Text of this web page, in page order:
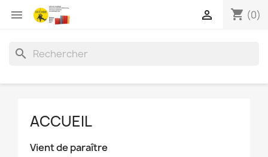
 shopping_cart (0)

search
ACCUEIL
Vient de paraître